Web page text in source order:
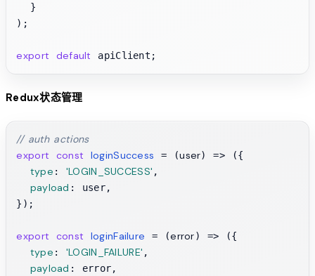
  }
);
export default
Redux状态管理
// auth actions
export
const loginSuccess = (user) => ({
type : 'LOGIN_SUCCESS' ,
payload : user,
});
export const loginFailure = (error) => ({
type : 'LOGIN_FAILURE' ,
payload : error,